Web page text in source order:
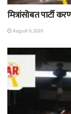
मित्रांसोबत पार्टी
August 6, 2026